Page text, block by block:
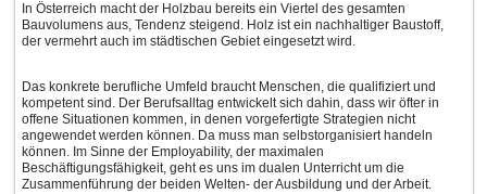
In Österreich macht der Holzbau bereits ein Viertel des gesamten
Bauvolumens aus, Tendenz steigend. Holz ist ein nachhaltiger Baustoff,
der vermehrt auch im städtischen Gebiet eingesetzt wird.
Das konkrete berufliche Umfeld braucht Menschen, die qualifiziert und
kompetent sind. Der Berufsalltag entwickelt sich dahin, dass wir öfter in
offene Situationen kommen, in denen vorgefertigte Strategien nicht
angewendet werden können. Da muss man selbstorganisiert handeln
können. Im Sinne der Employability, der maximalen
Beschäftigungsfähigkeit, geht es uns im dualen Unterricht um die
Zusammenführung der beiden Welten- der Ausbildung und der Arbeit.